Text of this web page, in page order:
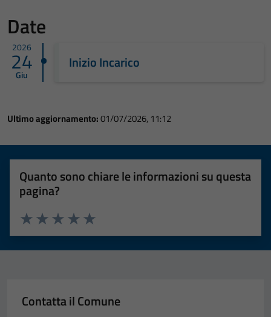
Date
2026
24
Giu
Inizio Incarico
Ultimo aggiornamento:01/07/2026, 11:12
Quanto sono chiare le informazioni su questa
pagina?
Valuta 5 stelle su 5
Valuta 4 stelle su 5
Valuta 3 stelle su 5
Valuta 2 stelle su 5
Valuta 1 stelle su 5
Contatta il Comune